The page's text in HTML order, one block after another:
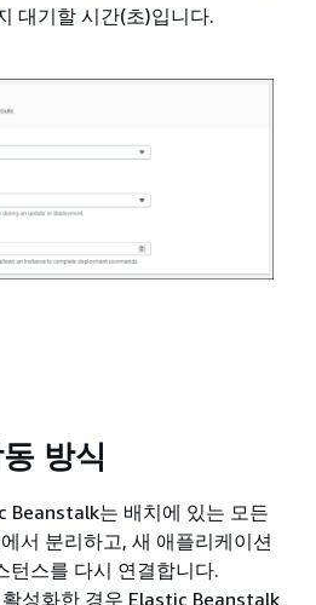
대기할 시간(초)입니다.
방식
Beanstalk는 배치에 있는 모든
서 분리하고, 새 애플리케이션
턴스를 다시 연결합니다.
활성화한 경우 Elastic Beanstalk